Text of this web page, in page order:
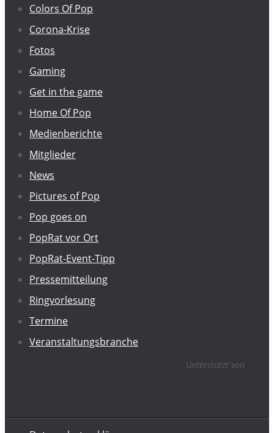
Colors Of Pop
Corona-Krise
Fotos
Gaming
Get in the game
Home Of Pop
Medienberichte
Mitglieder
News
Pictures of Pop
Pop goes on
PopRat vor Ort
PopRat-Event-Tipp
Pressemitteilung
Ringvorlesung
Termine
Veranstaltungsbranche
Unterstützt von